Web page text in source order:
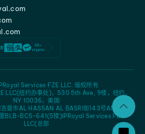
吉曼市AL HASSAN AL BASRI街143号AMC -
BLB-BC5-641(5楼)IPRoyal Services FZE
LLC(总部
LLC(纽约办事处)，530 5th Ave, 9楼，纽约，
NY 10036，美国
Services FZE LLC. 版权所有